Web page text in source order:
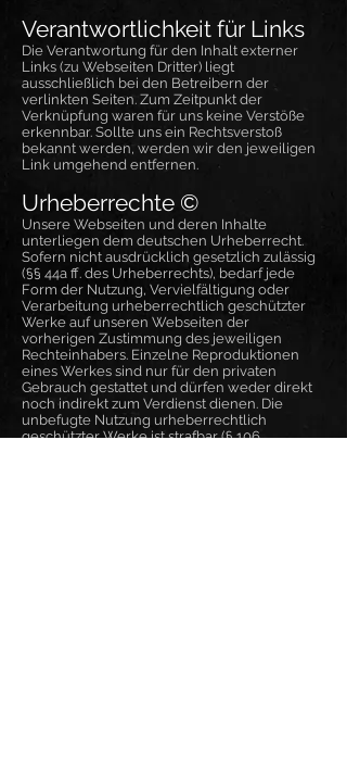
Verantwortlichkeit für Links
Die Verantwortung für den Inhalt externer
Links (zu Webseiten Dritter) liegt
ausschließlich bei den Betreibern der
verlinkten Seiten. Zum Zeitpunkt der
Verknüpfung waren für uns keine Verstöße
erkennbar. Sollte uns ein Rechtsverstoß
bekannt werden, werden wir den jeweiligen
Link umgehend entfernen.
Urheberrechte ©
Unsere Webseiten und deren Inhalte
unterliegen dem deutschen Urheberrecht.
Sofern nicht ausdrücklich gesetzlich zulässig
(§§ 44a ff. des Urheberrechts), bedarf jede
Form der Nutzung, Vervielfältigung oder
Verarbeitung urheberrechtlich geschützter
Werke auf unseren Webseiten der
vorherigen Zustimmung des jeweiligen
Rechteinhabers. Einzelne Reproduktionen
eines Werkes sind nur für den privaten
Gebrauch gestattet und dürfen weder direkt
noch indirekt zum Verdienst dienen. Die
unbefugte Nutzung urheberrechtlich
geschützter Werke ist strafbar (§ 106